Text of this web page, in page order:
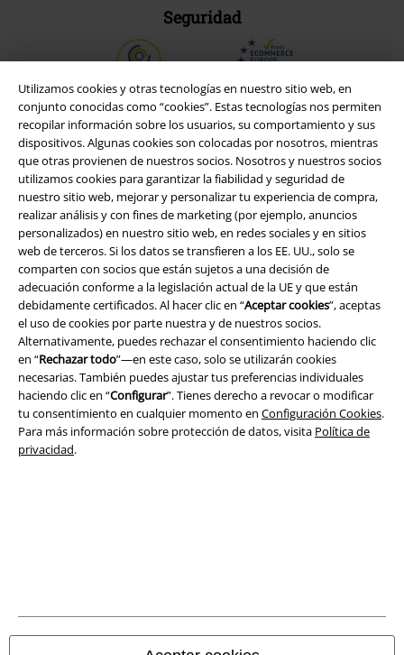
Utilizamos cookies y otras tecnologías en nuestro sitio web, en
conjunto conocidas como “cookies”. Estas tecnologías nos permiten
recopilar información sobre los usuarios, su comportamiento y sus
dispositivos. Algunas cookies son colocadas por nosotros, mientras
que otras provienen de nuestros socios. Nosotros y nuestros socios
utilizamos cookies para garantizar la fiabilidad y seguridad de
nuestro sitio web, mejorar y personalizar tu experiencia de compra,
realizar análisis y con fines de marketing (por ejemplo, anuncios
personalizados) en nuestro sitio web, en redes sociales y en sitios
web de terceros. Si los datos se transfieren a los EE. UU., solo se
comparten con socios que están sujetos a una decisión de
adecuación conforme a la legislación actual de la UE y que están
debidamente certificados. Al hacer clic en “Aceptar cookies”, aceptas
el uso de cookies por parte nuestra y de nuestros socios.
Alternativamente, puedes rechazar el consentimiento haciendo clic
en “Rechazar todo”—en este caso, solo se utilizarán cookies
necesarias. También puedes ajustar tus preferencias individuales
haciendo clic en “Configurar”. Tienes derecho a revocar o modificar
tu consentimiento en cualquier momento en Configuración Cookies.
Para más información sobre protección de datos, visita Política de
privacidad.
Seguridad
Legal
Términos y Condiciones
Aviso Legal
Ley protección de datos
Eliminación de residuos y protección del medioambiente
Todos los precios incluyen el IVA pero no losgastos de transporte